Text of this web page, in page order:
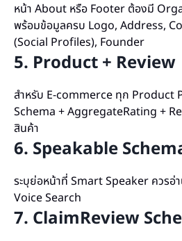
หน้า About หรือ Footer ต้องมี
พร้อมข้อมูลครบ Logo, Address,
(Social Profiles), Founder
5. Product + Review
สำหรับ E-commerce ทุก Product
Schema + AggregateRating +
สินค้า
6. Speakable
ระบุย่อหน้าที่ Smart Speaker ควรอ่
Voice Search
7. ClaimReview